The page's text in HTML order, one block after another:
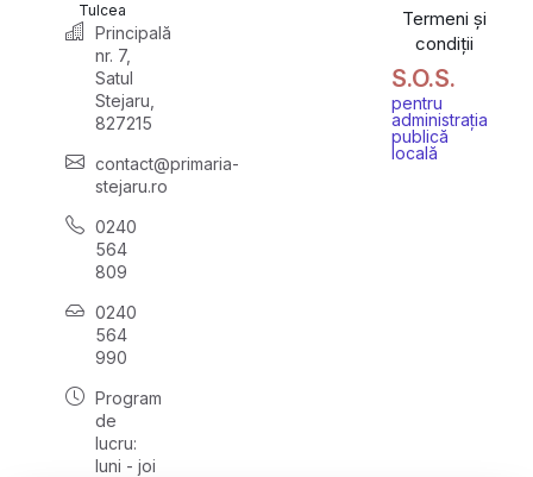
Tulcea
Principală
nr. 7,
Satul
Stejaru,
827215
contact@primaria-
stejaru.ro
0240
564
809
0240
564
990
Program
de
lucru:
luni - joi
Termeni și
condiții
S.O.S.
pentru
administrația
publică
locală